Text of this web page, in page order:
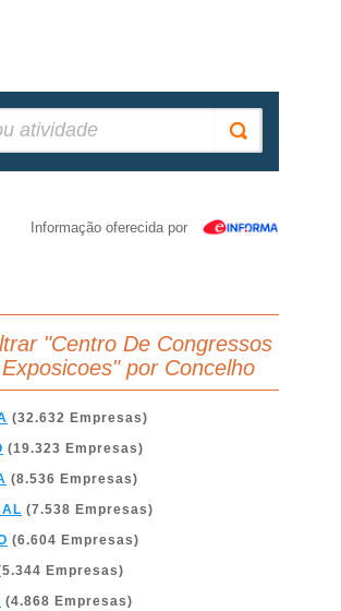
Informação oferecida por
"Centro De Congressos
por Concelho
(32.632 Empresas)
(19.323 Empresas)
(8.536 Empresas)
(7.538 Empresas)
(6.604 Empresas)
Empresas)
(4.868 Empresas)